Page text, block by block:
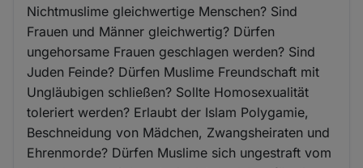
Nichtmuslime gleichwertige Menschen? Sind
Frauen und Männer gleichwertig? Dürfen
ungehorsame Frauen geschlagen werden? Sind
Juden Feinde? Dürfen Muslime Freundschaft mit
Ungläubigen schließen? Sollte Homosexualität
toleriert werden? Erlaubt der Islam Polygamie,
Beschneidung von Mädchen, Zwangsheiraten und
Ehrenmorde? Dürfen Muslime sich ungestraft vom